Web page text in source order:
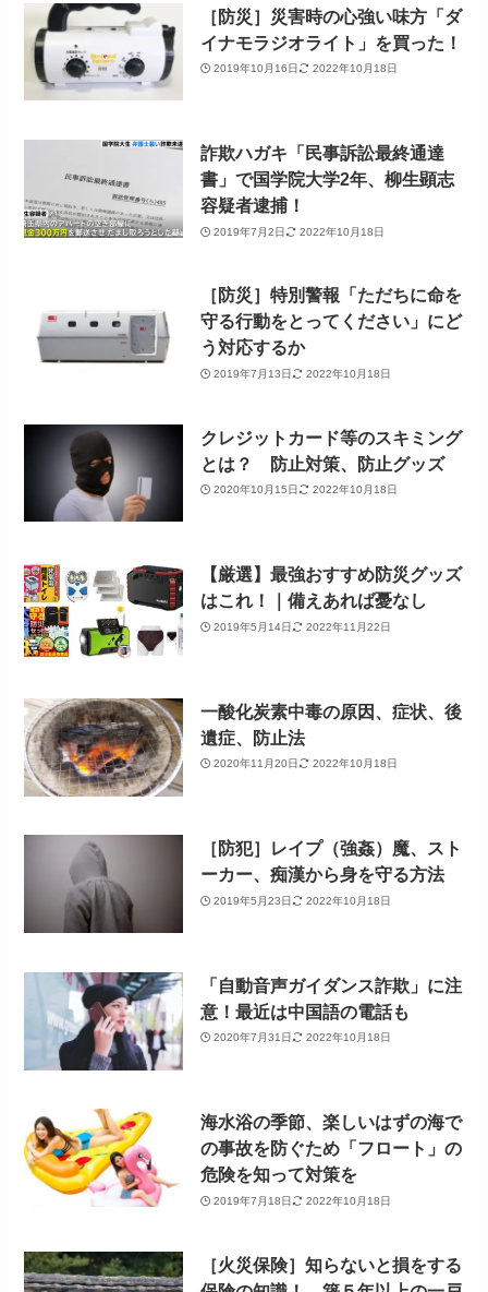
［防災］災害時の心強い味方「ダ
イナモラジオライト」を買った！
2019年10月16日 2022年10月18日
詐欺ハガキ「民事訴訟最終通達
書」で国学院大学2年、柳生顕志
容疑者逮捕！
2019年7月2日 2022年10月18日
［防災］特別警報「ただちに命を
守る行動をとってください」にど
う対応するか
2019年7月13日 2022年10月18日
クレジットカード等のスキミング
とは？ 防止対策、防止グッズ
2020年10月15日 2022年10月18日
【厳選】最強おすすめ防災グッズ
はこれ！｜備えあれば憂なし
2019年5月14日 2022年11月22日
一酸化炭素中毒の原因、症状、後
遺症、防止法
2020年11月20日 2022年10月18日
［防犯］レイプ（強姦）魔、スト
ーカー、痴漢から身を守る方法
2019年5月23日 2022年10月18日
「自動音声ガイダンス詐欺」に注
意！最近は中国語の電話も
2020年7月31日 2022年10月18日
海水浴の季節、楽しいはずの海で
の事故を防ぐため「フロート」の
危険を知って対策を
2019年7月18日 2022年10月18日
［火災保険］知らないと損をする